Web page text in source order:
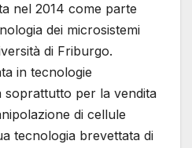
nel 2014 come parte
dei microsistemi
di Friburgo.
in tecnologie
soprattutto per la vendita
di cellule
tecnologia brevettata di